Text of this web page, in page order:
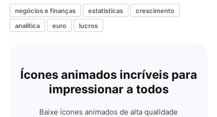
negócios e finanças estatisticas
crescimento
analítica
euro lucros
Ícones animados incríveis para
impressionar a todos
Baixe ícones animados de alta qualidade